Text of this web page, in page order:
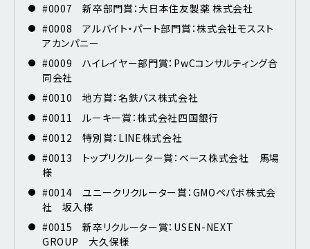
#0007 新卒部門賞：大日本住友製薬 株式会社
#0008 アルバイト・パート部門賞：株式会社モススト
アカンパニー
#0009 ハイレイヤー部門賞：PwCコンサルティング合
同会社
#0010 地方賞：名鉄バス株式会社
#0011 ルーキー賞：株式会社四国銀行
#0012 特別賞：LINE株式会社
#0013 トップリクルーター賞：ベース株式会社 馬場
様
#0014 ユニークリクルーター賞：GMOペパボ株式会
社 坂入様
#0015 新卒リクルーター賞：USEN-NEXT
GROUP 大久保様